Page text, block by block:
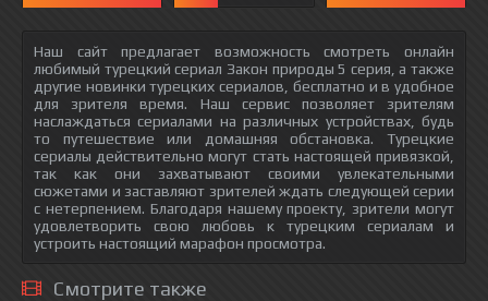
Наш сайт предлагает возможность смотреть онлайн
любимый турецкий сериал Закон природы 5 серия, а также
другие новинки турецких сериалов, бесплатно и в удобное
для зрителя время. Наш сервис позволяет зрителям
наслаждаться сериалами на различных устройствах, будь
то путешествие или домашняя обстановка. Турецкие
сериалы действительно могут стать настоящей привязкой,
так как они захватывают своими увлекательными
сюжетами и заставляют зрителей ждать следующей серии
с нетерпением. Благодаря нашему проекту, зрители могут
удовлетворить свою любовь к турецким сериалам и
устроить настоящий марафон просмотра.
Смотрите также